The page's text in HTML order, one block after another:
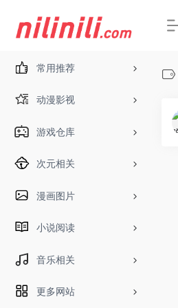
常用推荐
动漫影视
游戏仓库
次元相关
漫画图片
小说阅读
音乐相关
更多网站